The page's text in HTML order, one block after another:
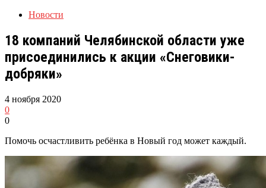
Новости
18 компаний Челябинской области уже
присоединились к акции «Снеговики-
добряки»
4 ноября 2020
0
0
Помочь осчастливить ребёнка в Новый год может каждый.